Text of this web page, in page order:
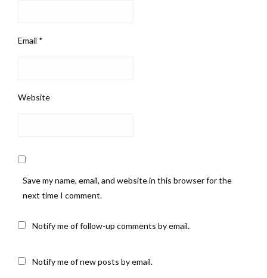
Email *
Website
Save my name, email, and website in this browser for the
next time I comment.
Notify me of follow-up comments by email.
Notify me of new posts by email.